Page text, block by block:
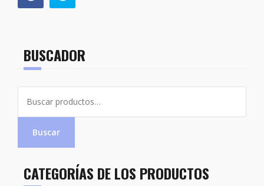
BUSCADOR
por:
Buscar
CATEGORÍAS DE LOS PRODUCTOS